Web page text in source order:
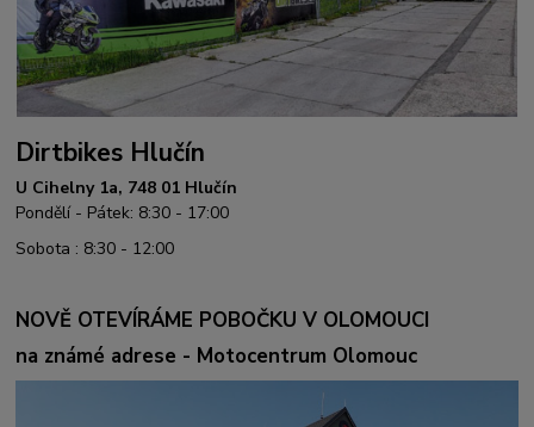
Dirtbikes Hlučín
U Cihelny 1a, 748 01 Hlučín
Pondělí - Pátek: 8:30 - 17:00
Sobota : 8:30 - 12:00
NOVĚ OTEVÍRÁME POBOČKU V OLOMOUCI
na známé adrese - Motocentrum Olomouc